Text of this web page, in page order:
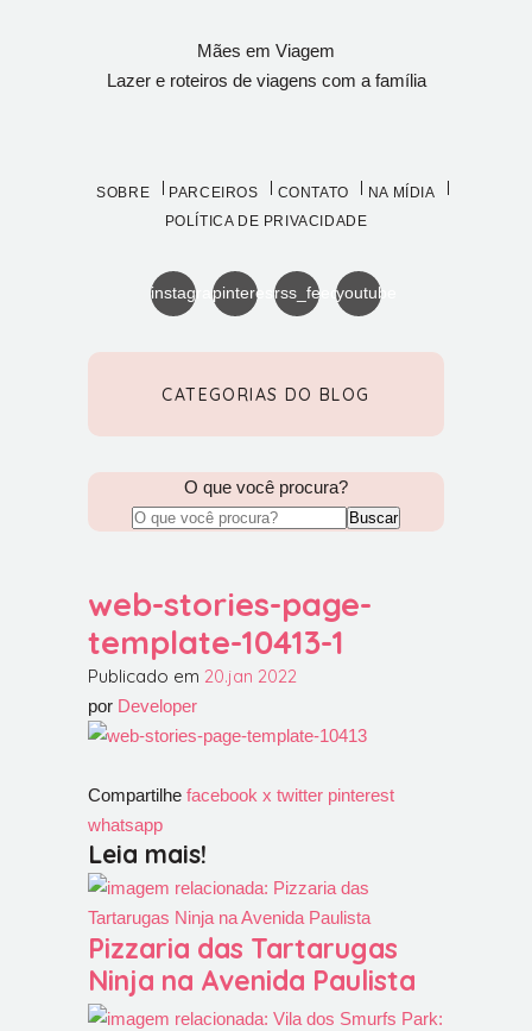
Mães em Viagem
Lazer e roteiros de viagens com a família
SOBRE PARCEIROS CONTATO
NA MÍDIA
POLÍTICA DE PRIVACIDADE
instagrampinterestrss_feedyoutube
CATEGORIAS DO BLOG
O que você procura?
Buscar
web-stories-page-
template-10413-1
Publicado em 20.jan 2022
por Developer
Compartilhe facebook x twitter pinterest
whatsapp
Leia mais!
Pizzaria das Tartarugas
Ninja na Avenida Paulista